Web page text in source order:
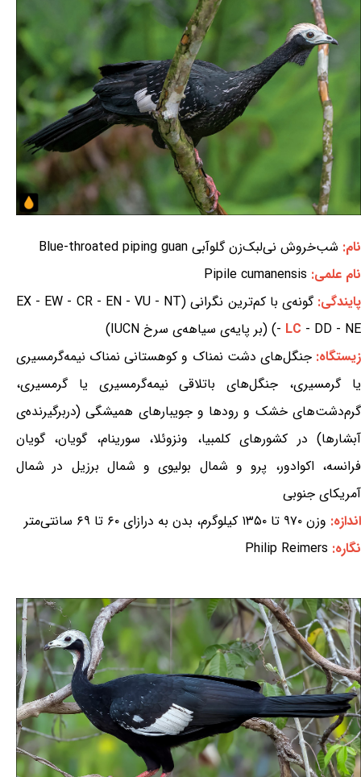
نام: شب‌خروش نی‌لبک‌زن گلوآبی Blue-throated piping guan
نام علمی: Pipile cumanensis
پایندگی:
گونه‌ی با کم‌ترین نگرانی (EX - EW - CR - EN - VU - NT
- LC - DD - NE) (بر پایه‌ی سیاهه‌ی سرخ IUCN)
زیستگاه:جنگل‌های دشت نمناک و کوهستانی نمناک نیمه‌گرمسیری
یا گرمسیری، جنگل‌های باتلاقی نیمه‌گرمسیری یا گرمسیری،
گرم‌دشت‌های خشک و رودها و جویبارهای همیشگی (دربرگیرنده‌ی
آبشارها) در کشورهای کلمبیا، ونزوئلا، سورینام، گویان، گویان
فرانسه، اکوادور، پرو و شمال بولیوی و شمال برزیل در شمال
آمریکای جنوبی
اندازه: وزن ۹۷۰ تا ۱۳۵۰ کیلوگرم، بدن به درازای ۶۰ تا ۶۹ سانتی‌متر
نگاره: Philip Reimers